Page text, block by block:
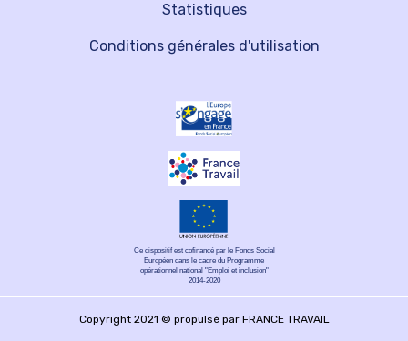
Statistiques
Conditions générales d'utilisation
Ce dispositif est cofinancé par le Fonds Social
Européen dans le cadre du Programme
opérationnel national "Emploi et inclusion"
2014-2020
Copyright 2021 © propulsé par FRANCE TRAVAIL